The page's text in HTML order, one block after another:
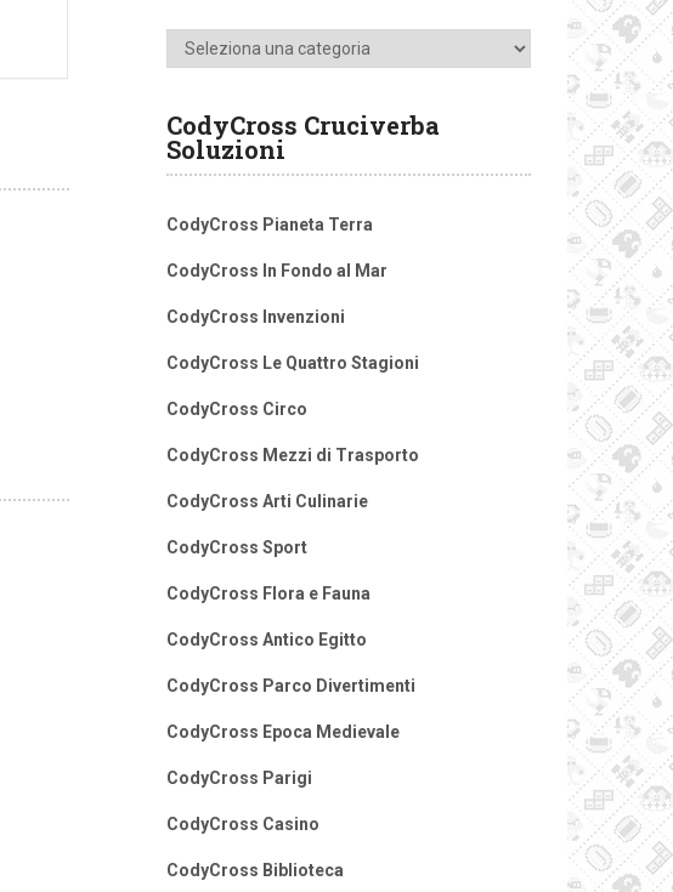
Categorie
CodyCross Cruciverba
Soluzioni
CodyCross Pianeta Terra
CodyCross In Fondo al Mar
CodyCross Invenzioni
CodyCross Le Quattro Stagioni
CodyCross Circo
CodyCross Mezzi di Trasporto
CodyCross Arti Culinarie
CodyCross Sport
CodyCross Flora e Fauna
CodyCross Antico Egitto
CodyCross Parco Divertimenti
CodyCross Epoca Medievale
CodyCross Parigi
CodyCross Casino
CodyCross Biblioteca